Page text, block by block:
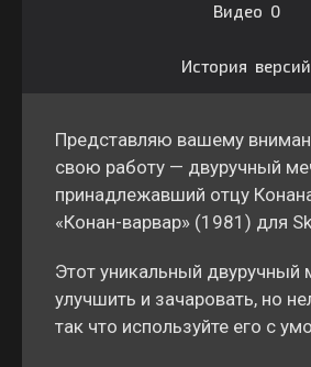
Видео 0
История версий
Представляю вашему
свою работу — двуручный
принадлежавший отцу
«Конан-варвар» (1981) для
Этот уникальный
улучшить и зачаровать, но
так что используйте его с